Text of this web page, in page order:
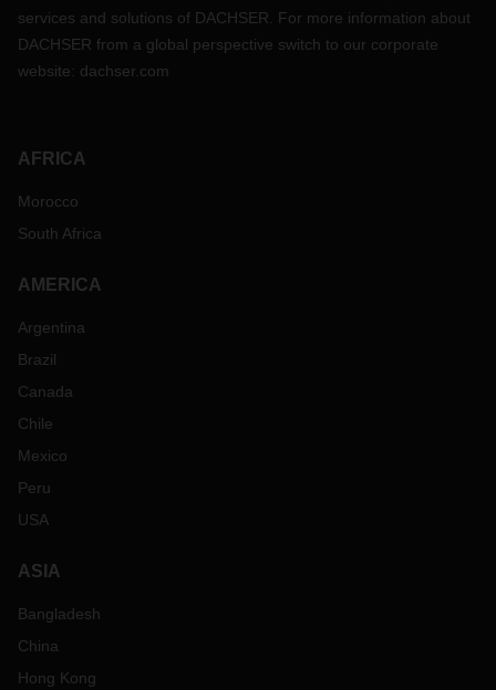
services and solutions of DACHSER. For more information about
DACHSER from a global perspective switch to our corporate
website: dachser.com
AFRICA
Morocco
South Africa
AMERICA
Argentina
Brazil
Canada
Chile
Mexico
Peru
USA
ASIA
Bangladesh
China
Hong Kong